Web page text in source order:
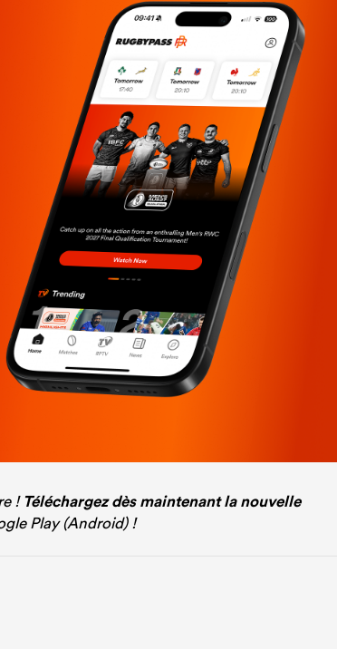
!Téléchargez dès maintenant la nouvelle
Play (Android) !